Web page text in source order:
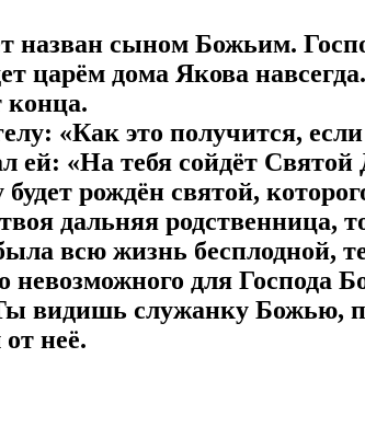
назван сыном Божьим.
царём дома Якова навсегда.
конца.
«Как это получится,
ей: «На тебя сойдёт
будет рождён святой,
дальняя родственница,
всю жизнь бесплодной,
невозможного для Господа
видишь служанку Божью,
неё.